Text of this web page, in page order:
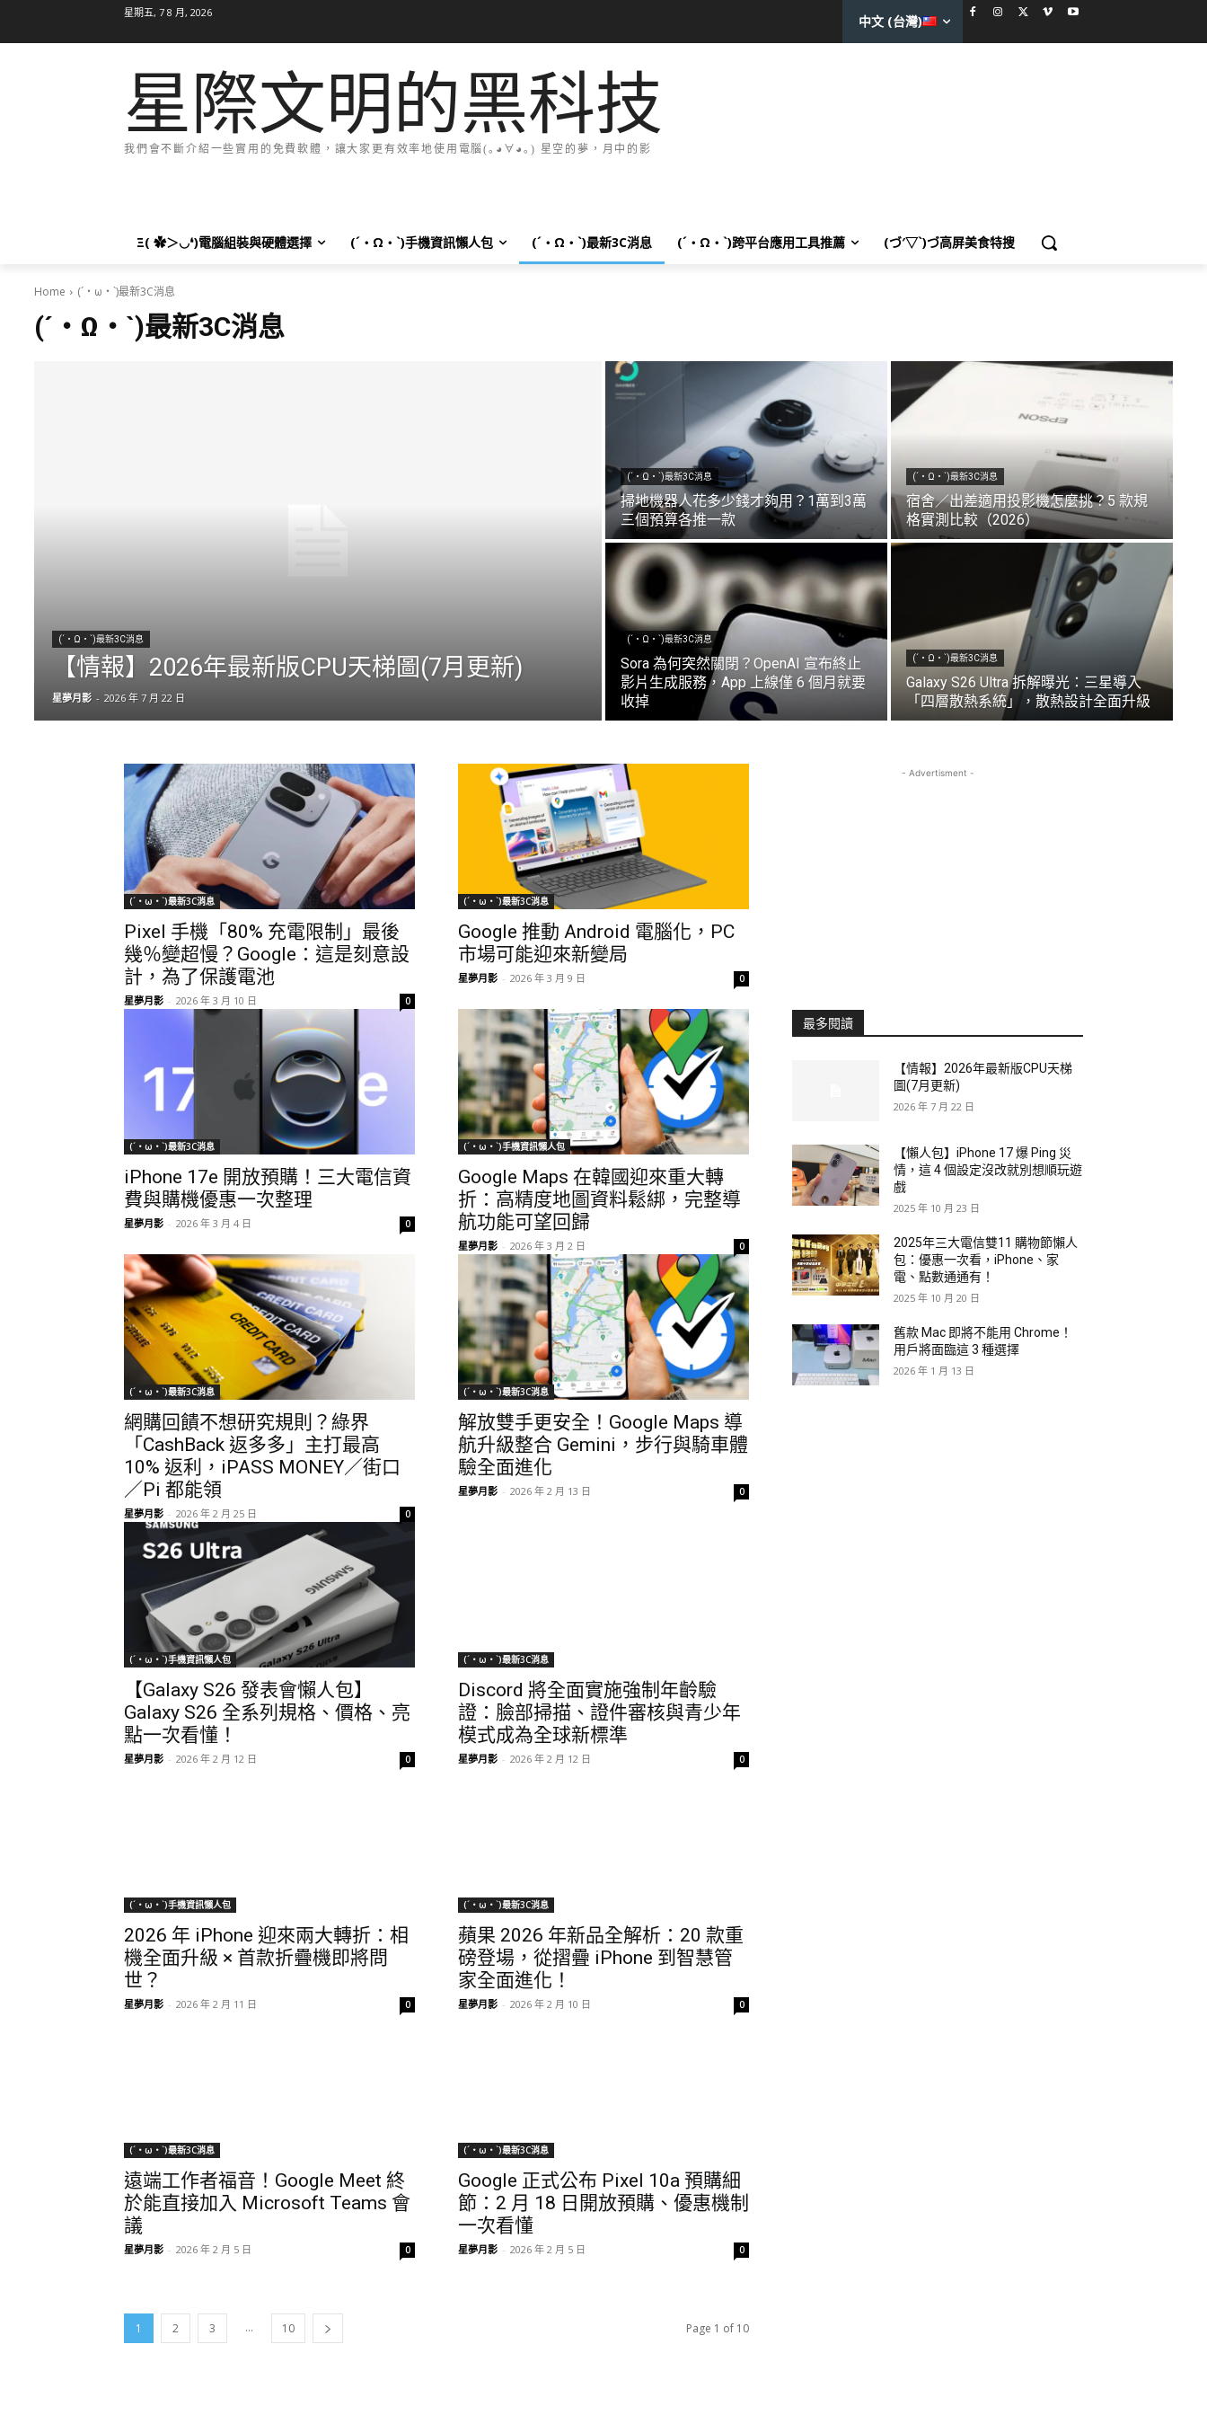
星期五, 7 8 月, 2026
中文 (台灣)
星際文明的黑科技
我們會不斷介紹一些實用的免費軟體，讓大家更有效率地使用電腦(｡◕∀◕｡) 星空的夢，月中的影
Ξ( ✿＞◡❛)電腦組裝與硬體選擇 (´・Ω・`)手機資訊懶人包 (´・Ω・`)最新3C消息 (´・Ω・`)跨平台應用工具推薦 (づ′▽`)づ高屏美食特搜
Home (´・ω・`)最新3C消息
(´・Ω・`)最新3C消息
(´・Ω・`)最新3C消息
【情報】2026年最新版CPU天梯圖(7月更新)
星夢月影 - 2026 年 7 月 22 日
(´・Ω・`)最新3C消息
掃地機器人花多少錢才夠用？1萬到3萬
三個預算各推一款
(´・Ω・`)最新3C消息
宿舍／出差適用投影機怎麼挑？5 款規
格實測比較（2026）
(´・Ω・`)最新3C消息
Sora 為何突然關閉？OpenAI 宣布終止
影片生成服務，App 上線僅 6 個月就要
收掉
(´・Ω・`)最新3C消息
Galaxy S26 Ultra 拆解曝光：三星導入
「四層散熱系統」，散熱設計全面升級
(´・ω・`)最新3C消息
Pixel 手機「80% 充電限制」最後
幾％變超慢？Google：這是刻意設
計，為了保護電池
星夢月影 - 2026 年 3 月 10 日 0
(´・ω・`)最新3C消息
Google 推動 Android 電腦化，PC
市場可能迎來新變局
星夢月影 - 2026 年 3 月 9 日 0
(´・ω・`)最新3C消息
iPhone 17e 開放預購！三大電信資
費與購機優惠一次整理
星夢月影 - 2026 年 3 月 4 日 0
(´・ω・`)手機資訊懶人包
Google Maps 在韓國迎來重大轉
折：高精度地圖資料鬆綁，完整導
航功能可望回歸
星夢月影 - 2026 年 3 月 2 日 0
(´・ω・`)最新3C消息
網購回饋不想研究規則？綠界
「CashBack 返多多」主打最高
10% 返利，iPASS MONEY／街口
／Pi 都能領
星夢月影 - 2026 年 2 月 25 日 0
(´・ω・`)最新3C消息
解放雙手更安全！Google Maps 導
航升級整合 Gemini，步行與騎車體
驗全面進化
星夢月影 - 2026 年 2 月 13 日 0
(´・ω・`)手機資訊懶人包
【Galaxy S26 發表會懶人包】
Galaxy S26 全系列規格、價格、亮
點一次看懂！
星夢月影 - 2026 年 2 月 12 日 0
(´・ω・`)最新3C消息
Discord 將全面實施強制年齡驗
證：臉部掃描、證件審核與青少年
模式成為全球新標準
星夢月影 - 2026 年 2 月 12 日 0
(´・ω・`)手機資訊懶人包
2026 年 iPhone 迎來兩大轉折：相
機全面升級 × 首款折疊機即將問
世？
星夢月影 - 2026 年 2 月 11 日 0
(´・ω・`)最新3C消息
蘋果 2026 年新品全解析：20 款重
磅登場，從摺疊 iPhone 到智慧管
家全面進化！
星夢月影 - 2026 年 2 月 10 日 0
(´・ω・`)最新3C消息
遠端工作者福音！Google Meet 終
於能直接加入 Microsoft Teams 會
議
星夢月影 - 2026 年 2 月 5 日 0
(´・ω・`)最新3C消息
Google 正式公布 Pixel 10a 預購細
節：2 月 18 日開放預購、優惠機制
一次看懂
星夢月影 - 2026 年 2 月 5 日 0
1 2 3 ... 10 Page 1 of 10
- Advertisment -
最多閱讀
【情報】2026年最新版CPU天梯
圖(7月更新)
2026 年 7 月 22 日
【懶人包】iPhone 17 爆 Ping 災
情，這 4 個設定沒改就別想順玩遊
戲
2025 年 10 月 23 日
2025年三大電信雙11 購物節懶人
包：優惠一次看，iPhone、家
電、點數通通有！
2025 年 10 月 20 日
舊款 Mac 即將不能用 Chrome！
用戶將面臨這 3 種選擇
2026 年 1 月 13 日